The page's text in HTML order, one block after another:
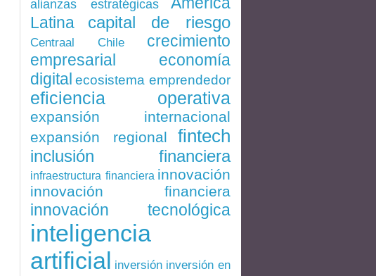
alianzas estratégicas
Latina
capital de riesgo
Centraal Chile
crecimiento
empresarial
economía
digital ecosistema emprendedor
eficiencia operativa
expansión internacional
expansión regional
fintech
inclusión financiera
infraestructura financiera innovación
innovación financiera
innovación tecnológica
inteligencia
artificial inversión inversión en